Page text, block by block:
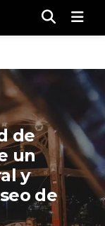
de
un
y
de